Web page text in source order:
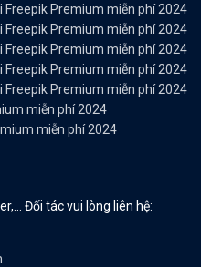
Freepik Premium miễn phí 2024
Freepik Premium miễn phí 2024
Freepik Premium miễn phí 2024
Freepik Premium miễn phí 2024
Freepik Premium miễn phí 2024
miễn phí 2024
miễn phí 2024
Đối tác vui lòng liên hệ: